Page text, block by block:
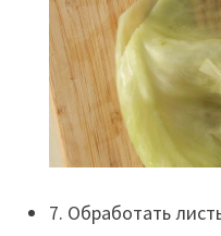
7. Обработать